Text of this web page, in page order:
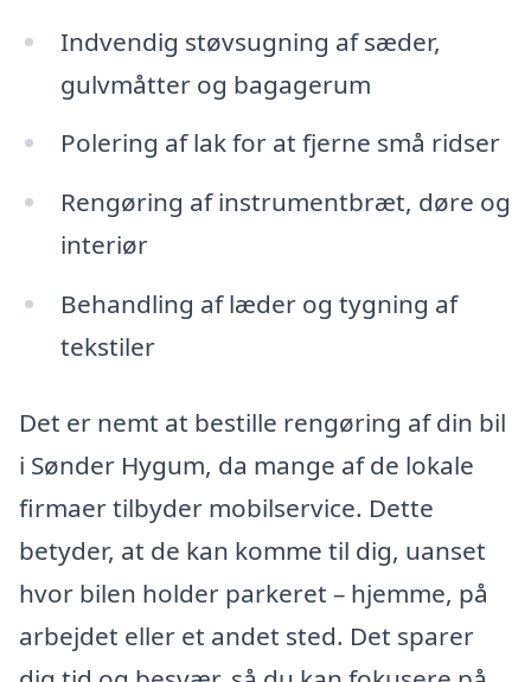
Indvendig støvsugning af sæder,
gulvmåtter og bagagerum
Polering af lak for at fjerne små ridser
Rengøring af instrumentbræt, døre og
interiør
Behandling af læder og tygning af
tekstiler
Det er nemt at bestille rengøring af din bil
i Sønder Hygum, da mange af de lokale
firmaer tilbyder mobilservice. Dette
betyder, at de kan komme til dig, uanset
hvor bilen holder parkeret – hjemme, på
arbejdet eller et andet sted. Det sparer